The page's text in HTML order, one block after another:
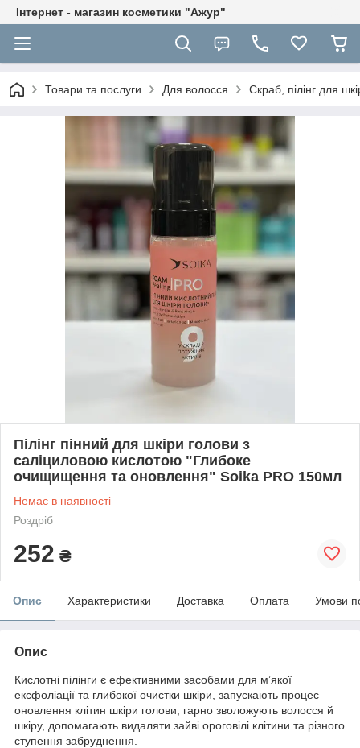
Інтернет - магазин косметики "Ажур"
Товари та послуги Для волосся Скраб, пілінг для
Пілінг пінний для шкіри голови з
саліциловою кислотою "Глибоке
очищищення та оновлення" Soika PRO 150мл
Немає в наявності
Роздріб
252 ₴
Опис Характеристики Доставка Оплата Умови
Опис
Кислотні пілінги є ефективними засобами для мʼякої
ексфоліації та глибокої очистки шкіри, запускають процес
оновлення клітин шкіри голови, гарно зволожують волосся й
шкіру, допомагають видаляти зайві ороговілі клітини та різного
ступення забруднення.